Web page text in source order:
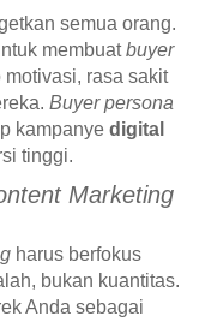
semua orang.
membuatbuyer
rasa sakit
Buyer persona
kampanye digital
tinggi.
Marketing
harus berfokus
bukan kuantitas.
Anda sebagai